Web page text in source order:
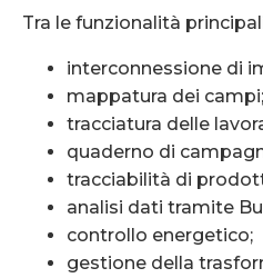
Tra le funzionalità
interconnessione di
mappatura dei campi;
tracciatura delle
quaderno di
tracciabilità di
analisi dati tramite
controllo energetico;
gestione della